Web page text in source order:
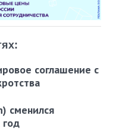
соглашение с
сменился